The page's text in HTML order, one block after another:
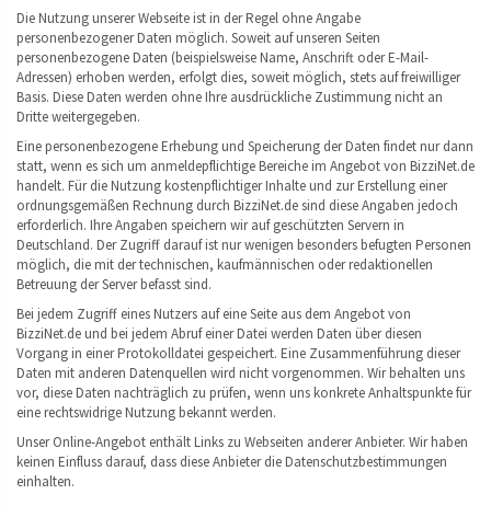
Die Nutzung unserer Webseite ist in der Regel ohne Angabe
personenbezogener Daten möglich. Soweit auf unseren Seiten
personenbezogene Daten (beispielsweise Name, Anschrift oder E-Mail-
Adressen) erhoben werden, erfolgt dies, soweit möglich, stets auf freiwilliger
Basis. Diese Daten werden ohne Ihre ausdrückliche Zustimmung nicht an
Dritte weitergegeben.
Eine personenbezogene Erhebung und Speicherung der Daten findet nur dann
statt, wenn es sich um anmeldepflichtige Bereiche im Angebot von BizziNet.de
handelt. Für die Nutzung kostenpflichtiger Inhalte und zur Erstellung einer
ordnungsgemäßen Rechnung durch BizziNet.de sind diese Angaben jedoch
erforderlich. Ihre Angaben speichern wir auf geschützten Servern in
Deutschland. Der Zugriff darauf ist nur wenigen besonders befugten Personen
möglich, die mit der technischen, kaufmännischen oder redaktionellen
Betreuung der Server befasst sind.
Bei jedem Zugriff eines Nutzers auf eine Seite aus dem Angebot von
BizziNet.de und bei jedem Abruf einer Datei werden Daten über diesen
Vorgang in einer Protokolldatei gespeichert. Eine Zusammenführung dieser
Daten mit anderen Datenquellen wird nicht vorgenommen. Wir behalten uns
vor, diese Daten nachträglich zu prüfen, wenn uns konkrete Anhaltspunkte für
eine rechtswidrige Nutzung bekannt werden.
Unser Online-Angebot enthält Links zu Webseiten anderer Anbieter. Wir haben
keinen Einfluss darauf, dass diese Anbieter die Datenschutzbestimmungen
einhalten.